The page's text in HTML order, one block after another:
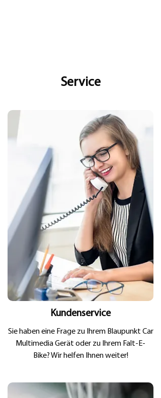
Service
Kundenservice
Sie haben eine Frage zu Ihrem Blaupunkt Car
Multimedia Gerät oder zu Ihrem Falt-E-
Bike? Wir helfen Ihnen weiter!